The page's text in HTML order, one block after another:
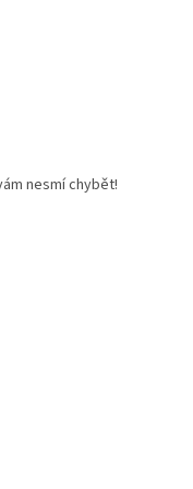
nesmí chybět!